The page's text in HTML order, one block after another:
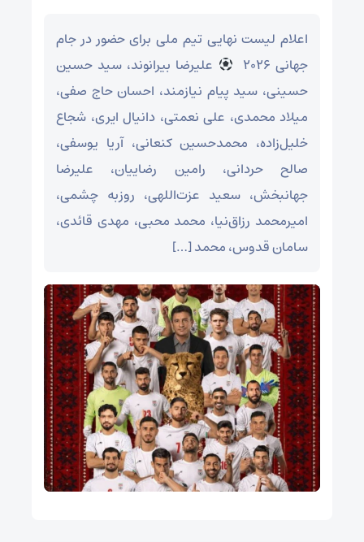
اعلام لیست نهایی تیم ملی برای حضور در جام
جهانی ۲۰۲۶ ‌
علیرضا بیرانوند، سید حسین
حسینی، سید پیام نیازمند، احسان حاج صفی،
میلاد محمدی، علی نعمتی، دانیال ایری، شجاع
خلیل‌زاده، محمدحسین کنعانی، آریا یوسفی،
صالح حردانی، رامین رضاییان، علیرضا
جهانبخش، سعید عزت‌اللهی، روزبه چشمی،
امیرمحمد رزاق‌نیا، محمد محبی، مهدی قائدی،
سامان قدوس، محمد […]